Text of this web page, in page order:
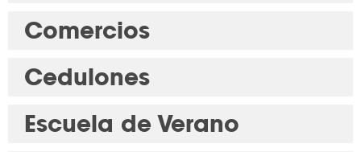
Comercios
Cedulones
Escuela de Verano